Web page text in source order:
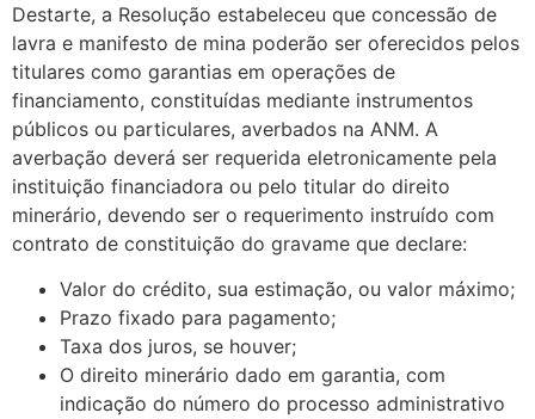
Destarte, a Resolução estabeleceu que concessão de
lavra e manifesto de mina poderão ser oferecidos pelos
titulares como garantias em operações de
financiamento, constituídas mediante instrumentos
públicos ou particulares, averbados na ANM. A
averbação deverá ser requerida eletronicamente pela
instituição financiadora ou pelo titular do direito
minerário, devendo ser o requerimento instruído com
contrato de constituição do gravame que declare:
Valor do crédito, sua estimação, ou valor máximo;
Prazo fixado para pagamento;
Taxa dos juros, se houver;
O direito minerário dado em garantia, com
indicação do número do processo administrativo